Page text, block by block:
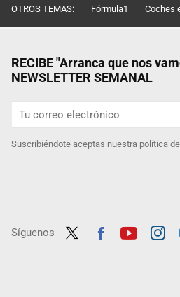
OTROS TEMAS: Fórmula1 Coches
RECIBE "Arranca que nos
NEWSLETTER SEMANAL
Suscribiéndote aceptas nuestra política
Síguenos